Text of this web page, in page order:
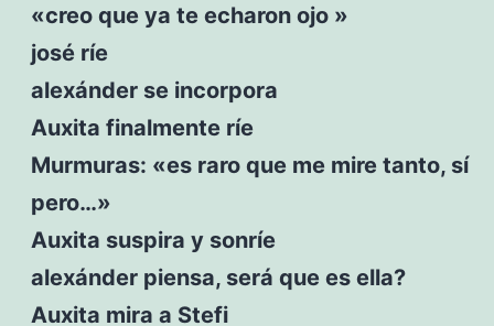
«creo que ya te echaron ojo »
josé ríe
alexánder se incorpora
Auxita finalmente ríe
Murmuras: «es raro que me mire tanto, sí
pero…»
Auxita suspira y sonríe
alexánder piensa, será que es ella?
Auxita mira a Stefi